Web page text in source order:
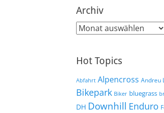
Archiv
Archiv
Hot Topics
Abfahrt Alpencross Andreu
Bikepark Biker bluegrass
DH Downhill Enduro